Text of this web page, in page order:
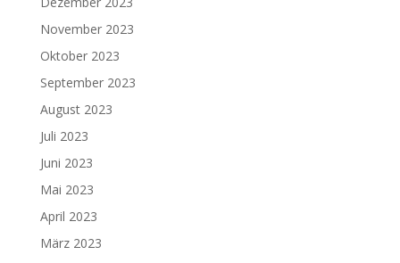
November 2023
Oktober 2023
September 2023
August 2023
Juli 2023
Juni 2023
Mai 2023
April 2023
März 2023